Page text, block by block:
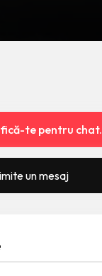
te pentru chat.
un mesaj